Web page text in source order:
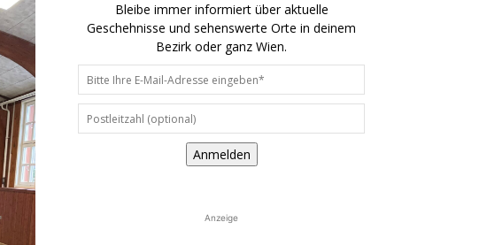
Bleibe immer informiert über aktuelle
Geschehnisse und sehenswerte Orte in deinem
Bezirk oder ganz Wien.
Anmelden
Anzeige